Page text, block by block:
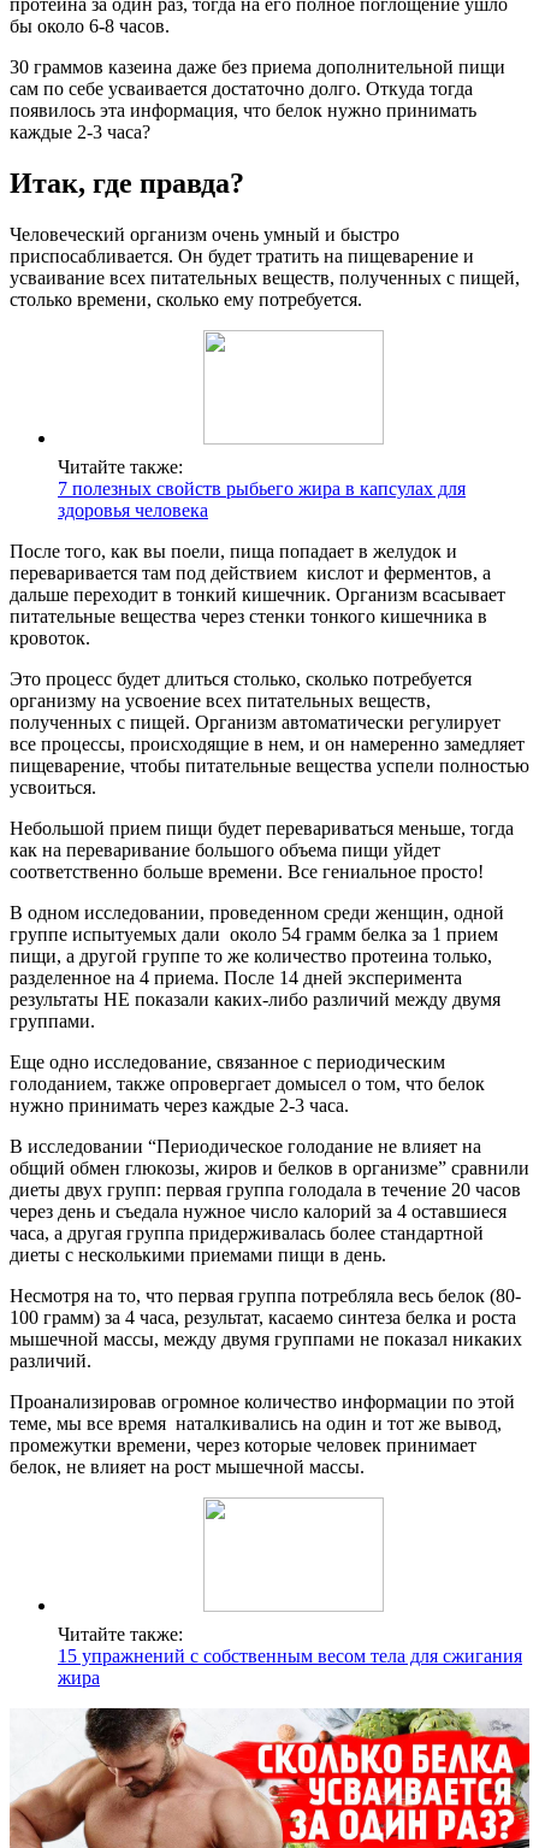
протеина за один раз, тогда на его полное поглощение ушло
бы около 6-8 часов.
30 граммов казеина даже без приема дополнительной пищи
сам по себе усваивается достаточно долго. Откуда тогда
появилось эта информация, что белок нужно принимать
каждые 2-3 часа?
Итак, где правда?
Человеческий организм очень умный и быстро
приспосабливается. Он будет тратить на пищеварение и
усваивание всех питательных веществ, полученных с пищей,
столько времени, сколько ему потребуется.
Читайте также:
7 полезных свойств рыбьего жира в капсулах для
здоровья человека
После того, как вы поели, пища попадает в желудок и
переваривается там под действием кислот и ферментов, а
дальше переходит в тонкий кишечник. Организм всасывает
питательные вещества через стенки тонкого кишечника в
кровоток.
Это процесс будет длиться столько, сколько потребуется
организму на усвоение всех питательных веществ,
полученных с пищей. Организм автоматически регулирует
все процессы, происходящие в нем, и он намеренно замедляет
пищеварение, чтобы питательные вещества успели полностью
усвоиться.
Небольшой прием пищи будет перевариваться меньше, тогда
как на переваривание большого объема пищи уйдет
соответственно больше времени. Все гениальное просто!
В одном исследовании, проведенном среди женщин, одной
группе испытуемых дали около 54 грамм белка за 1 прием
пищи, а другой группе то же количество протеина только,
разделенное на 4 приема. После 14 дней эксперимента
результаты НЕ показали каких-либо различий между двумя
группами.
Еще одно исследование, связанное с периодическим
голоданием, также опровергает домысел о том, что белок
нужно принимать через каждые 2-3 часа.
В исследовании “Периодическое голодание не влияет на
общий обмен глюкозы, жиров и белков в организме” сравнили
диеты двух групп: первая группа голодала в течение 20 часов
через день и съедала нужное число калорий за 4 оставшиеся
часа, а другая группа придерживалась более стандартной
диеты с несколькими приемами пищи в день.
Несмотря на то, что первая группа потребляла весь белок (80-
100 грамм) за 4 часа, результат, касаемо синтеза белка и роста
мышечной массы, между двумя группами не показал никаких
различий.
Проанализировав огромное количество информации по этой
теме, мы все время наталкивались на один и тот же вывод,
промежутки времени, через которые человек принимает
белок, не влияет на рост мышечной массы.
Читайте также:
15 упражнений с собственным весом тела для сжигания
жира